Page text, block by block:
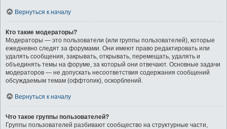
Вернуться к началу
Кто такие модераторы?
Модераторы — это пользователи (или группы пользователей), которые
ежедневно следят за форумами. Они имеют право редактировать или
удалять сообщения, закрывать, открывать, перемещать, удалять и
объединять темы на форуме, за который они отвечают. Основные задачи
модераторов — не допускать несоответствия содержания сообщений
обсуждаемым темам (оффтопик), оскорблений.
Вернуться к началу
Что такое группы пользователей?
Группы пользователей разбивают сообщество на структурные части,